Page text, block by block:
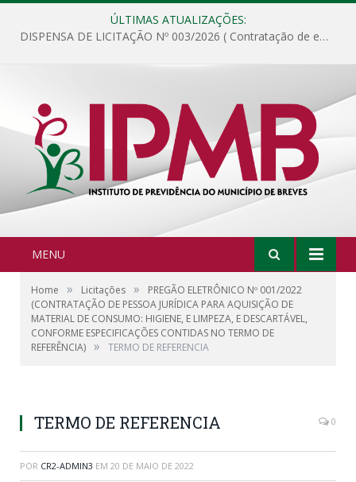
ÚLTIMAS ATUALIZAÇÕES:
DISPENSA DE LICITAÇÃO Nº 003/2026 ( Contratação de empresa para fornecimento de gêneros alimentícios não perecíveis, materiais de expediente, descartáveis, copa e cozinha, para análise e posterior publicação.)
MENU
Home » Licitações »
PREGÃO ELETRÔNICO Nº 001/2022
(CONTRATAÇÃO DE PESSOA JURÍDICA PARA AQUISIÇÃO DE
MATERIAL DE CONSUMO: HIGIENE, E LIMPEZA, E DESCARTÁVEL,
CONFORME ESPECIFICAÇÕES CONTIDAS NO TERMO DE
REFERÊNCIA) » TERMO DE REFERENCIA
TERMO DE REFERENCIA 0
POR CR2-ADMIN3 EM 20 DE MAIO DE 2022